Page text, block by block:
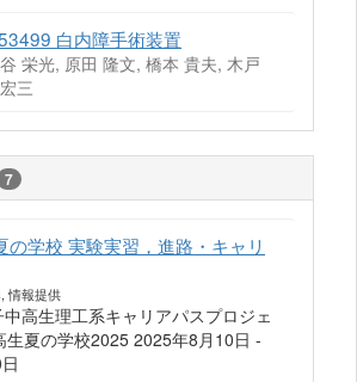
白内障手術装置
栄光, 原田 隆文, 橋本 貴夫, 木戸
三
7
の学校 実験実習，進路・キャリ
情報提供
高生理工系キャリアパスプロジェ
生夏の学校2025 2025年8月10日 -